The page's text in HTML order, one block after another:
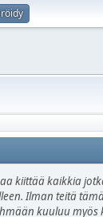
kiittää kaikkia
Ilman teitä
kuuluu myös